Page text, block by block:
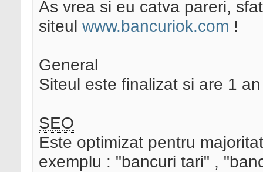
As vrea si eu catva pareri,
siteul www.bancuriok.com !
General
Siteul este finalizat si are 1
SEO
Este optimizat pentru
exemplu : "bancuri tari" ,